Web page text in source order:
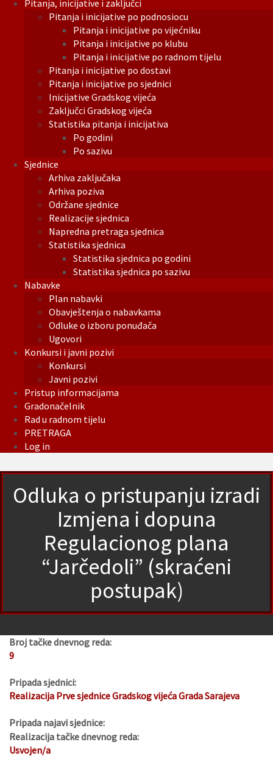
Pitanja, inicijative i zaključci
Pitanja i inicijative po podnosiocu
Pitanja i inicijative po vijećniku
Pitanja i inicijative po klubu
Pitanja i inicijative po radnom tijelu
Pitanja i inicijative po dostavi
Pitanja i inicijative po sjednici
Inicijative Gradskog vijeća
Zaključci Gradskog vijeća
Statistika pitanja i inicijativa
Po godini
Po sazivu
Sjednice
Arhiva zaključaka
Arhiva poziva
Održane sjednice
Realizacije sjednica
Napredna pretraga sjednica
Statistika sjednica
Statistika sjednica po godini
Statistika sjednica po sazivu
Nabavke
Plan nabavki
Obavještenja o nabavkama
Odluke o izboru ponuđača
Ugovori
Konkursi i javni pozivi
Konkursi
Javni pozivi
Pristup informacijama
Gradonačelnik
Rad u radnom tijelu
PRETRAGA
Log in
Odluka o pristupanju izradi
Izmjena i dopuna
Regulacionog plana
“Jarčedoli” (skraćeni
postupak)
Broj tačke dnevnog reda:
9
Pripada sjednici:
Realizacija Prve sjednice Gradskog vijeća Grada Sarajeva
Pripada najavi sjednice:
Realizacija tačke dnevnog reda:
Usvojen/a